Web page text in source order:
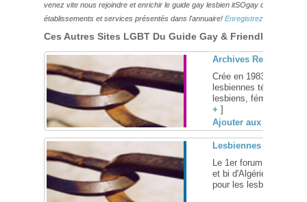
venez vite nous rejoindre et enrichir le guide gay lesbien itSOgay de vos
établissements et services présentés dans l'annuaire! Enregistrez-vous ici!
Ces Autres Sites LGBT Du Guide Gay & Friendly
Archives Recherche
Crée en 1983, ce
lesbiennes témoigne
lesbiens, féministes
+ ]
Ajouter aux favoris
Lesbiennes d'Algérie
Le 1er forum de
et bi d'Algérie et
pour les lesbiennes